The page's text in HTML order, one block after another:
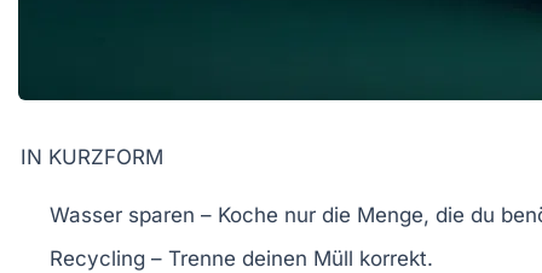
IN KURZFORM
Wasser sparen – Koche nur die Menge, die du
Recycling – Trenne deinen Müll korrekt.